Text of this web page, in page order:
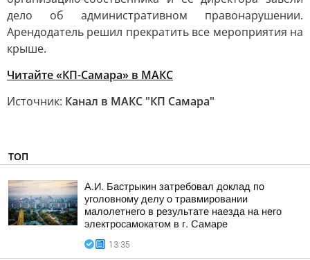
дело об административном правонарушении.
Арендодатель решил прекратить все мероприятия на
крыше.
Читайте «КП-Самара» в МАКС
Источник: Канал в МАКС "КП Самара"
ТОП
А.И. Бастрыкин затребовал доклад по
уголовному делу о травмировании
малолетнего в результате наезда на него
электросамокатом в г. Самаре
13:35